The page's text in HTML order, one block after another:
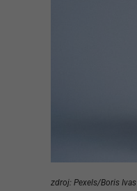
zdroj: Pexels/Boris Ivas